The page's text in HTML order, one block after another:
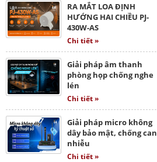
RA MẮT LOA ĐỊNH
HƯỚNG HAI CHIỀU PJ-
430W-AS
Chi tiết »
Giải pháp âm thanh
phòng họp chống nghe
lén
Chi tiết »
Giải pháp micro không
dây bảo mật, chống can
nhiễu
Chi tiết »